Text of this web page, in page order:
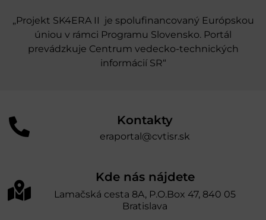
„Projekt SK4ERA II je spolufinancovaný Európskou
úniou v rámci Programu Slovensko. Portál
prevádzkuje Centrum vedecko-technických
informácií SR“
Kontakty
eraportal@cvtisr.sk
Kde nás nájdete
Lamačská cesta 8A, P.O.Box 47, 840 05
Bratislava